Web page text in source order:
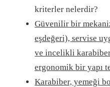
kriterler nelerdir?
Güvenilir bir
eşdeğeri), servise
ve incelikli
ergonomik bir yapı
Karabiber, yemeği